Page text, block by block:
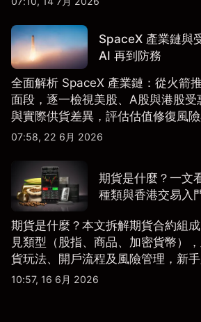
SpaceX 產業鏈與
AI 再到防務
全面解析 SpaceX 產業鏈：從火箭
面段，逐一檢視美股、A股與港股
與實際供貨差異，評估估值修復風
導。
07:58, 22 6月 2026
期貨是什麼？一文
種類與香港交易入
期貨是什麼？本文拆解期貨合約組
見類型（股指、商品、加密貨幣）
貨玩法、開戶流程及風險管理，新手
10:57, 16 6月 2026